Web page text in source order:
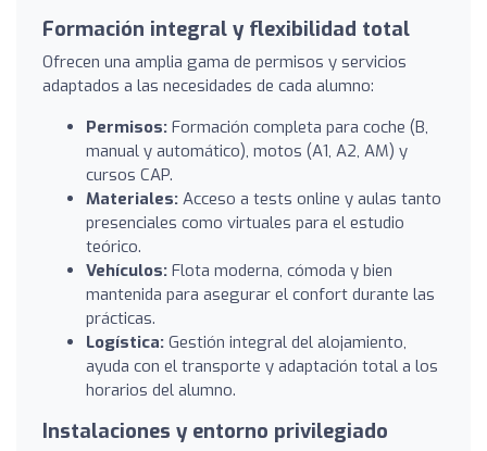
Formación integral y flexibilidad total
Ofrecen una amplia gama de permisos y servicios
adaptados a las necesidades de cada alumno:
Permisos: Formación completa para coche (B,
manual y automático), motos (A1, A2, AM) y
cursos CAP.
Materiales: Acceso a tests online y aulas tanto
presenciales como virtuales para el estudio
teórico.
Vehículos: Flota moderna, cómoda y bien
mantenida para asegurar el confort durante las
prácticas.
Logística: Gestión integral del alojamiento,
ayuda con el transporte y adaptación total a los
horarios del alumno.
Instalaciones y entorno privilegiado